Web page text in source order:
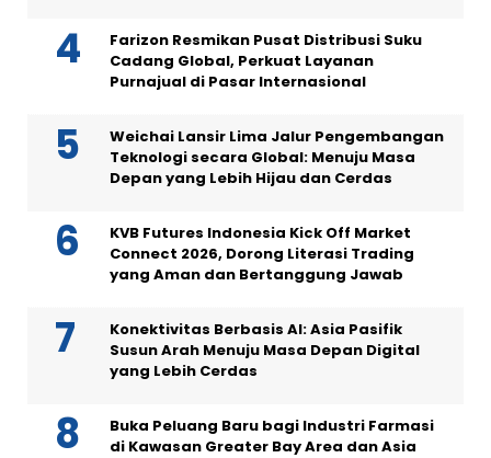
Farizon Resmikan Pusat Distribusi Suku
Cadang Global, Perkuat Layanan
Purnajual di Pasar Internasional
Weichai Lansir Lima Jalur Pengembangan
Teknologi secara Global: Menuju Masa
Depan yang Lebih Hijau dan Cerdas
KVB Futures Indonesia Kick Off Market
Connect 2026, Dorong Literasi Trading
yang Aman dan Bertanggung Jawab
Konektivitas Berbasis AI: Asia Pasifik
Susun Arah Menuju Masa Depan Digital
yang Lebih Cerdas
Buka Peluang Baru bagi Industri Farmasi
di Kawasan Greater Bay Area dan Asia